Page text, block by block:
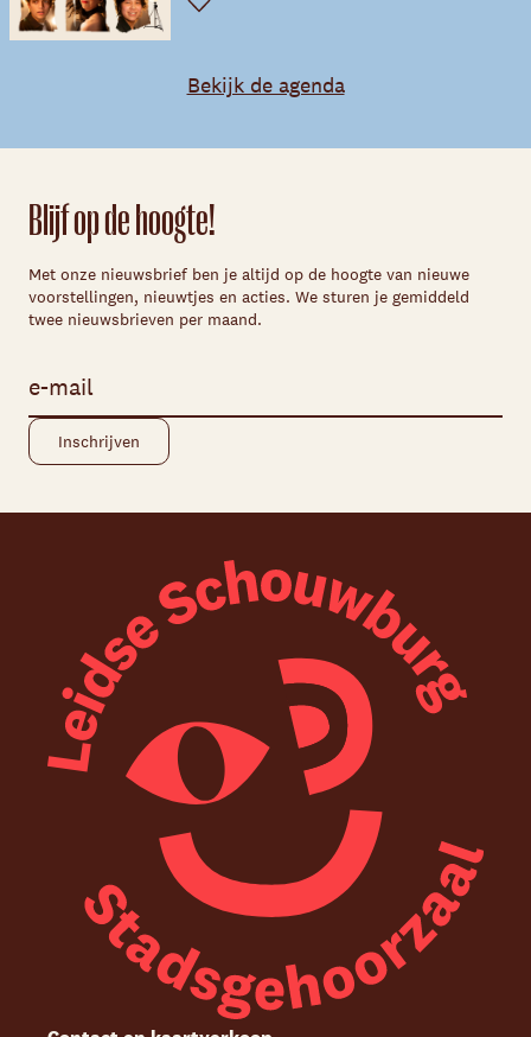
Favoriet
Bekijk de agenda
Blijf op de hoogte!
Met onze nieuwsbrief ben je altijd op de hoogte van nieuwe
voorstellingen, nieuwtjes en acties. We sturen je gemiddeld
twee nieuwsbrieven per maand.